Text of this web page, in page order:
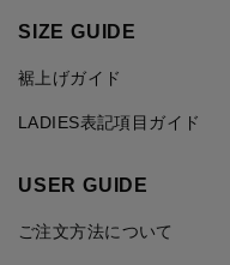
SIZE GUIDE
裾上げガイド
LADIES表記項目ガイド
USER GUIDE
ご注文方法について